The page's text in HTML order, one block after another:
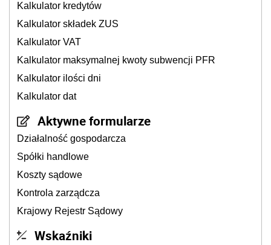
Kalkulator kredytów
Kalkulator składek ZUS
Kalkulator VAT
Kalkulator maksymalnej kwoty subwencji PFR
Kalkulator ilości dni
Kalkulator dat
Aktywne formularze
Działalność gospodarcza
Spółki handlowe
Koszty sądowe
Kontrola zarządcza
Krajowy Rejestr Sądowy
Wskaźniki